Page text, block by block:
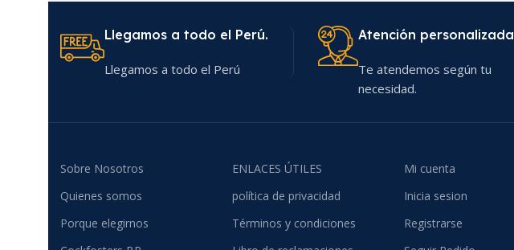
Llegamos a todo el Perú.
Llegamos a todo el Perú
Atención personalizada
Te atendemos según tu
necesidad.
Sobre Nosotros
Quienes somos
Porque elegirnos
ENLACES ÚTILES
política de privacidad
Términos y condiciones
Mi cuenta
Inicia sesion
Registrarse